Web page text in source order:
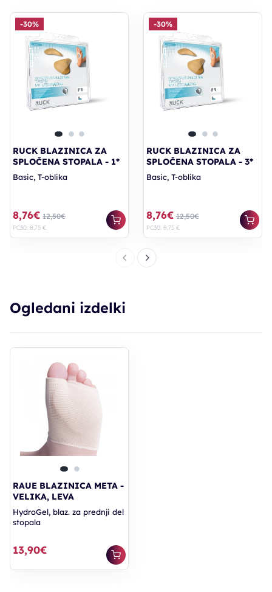
-30%
RUCK BLAZINICA ZA
SPLOČENA STOPALA - 1*
Basic, T-oblika
8,76€ 12,50€
PC30: 8,75 €
-30%
RUCK BLAZINICA ZA
SPLOČENA STOPALA - 3*
Basic, T-oblika
8,76€ 12,50€
PC30: 8,75 €
Ogledani izdelki
RAUE BLAZINICA META -
VELIKA, LEVA
HydroGel, blaz. za prednji del
stopala
13,90€